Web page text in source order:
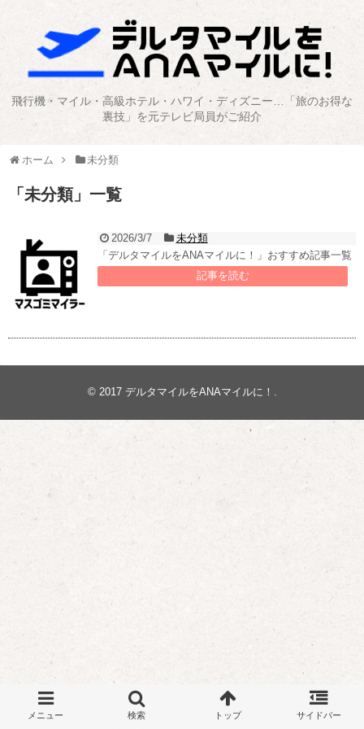
飛行機・マイル・高級ホテル・ハワイ・ディズニー…「旅のお得な
裏技」を元テレビ局員がご紹介
ホーム 未分類
「 未分類」 一覧
2026/3/7
未分類
「デルタマイルをANAマイルに！」おすすめ記事一覧
記事を読む
© 2017 デルタマイルをANAマイルに！ .